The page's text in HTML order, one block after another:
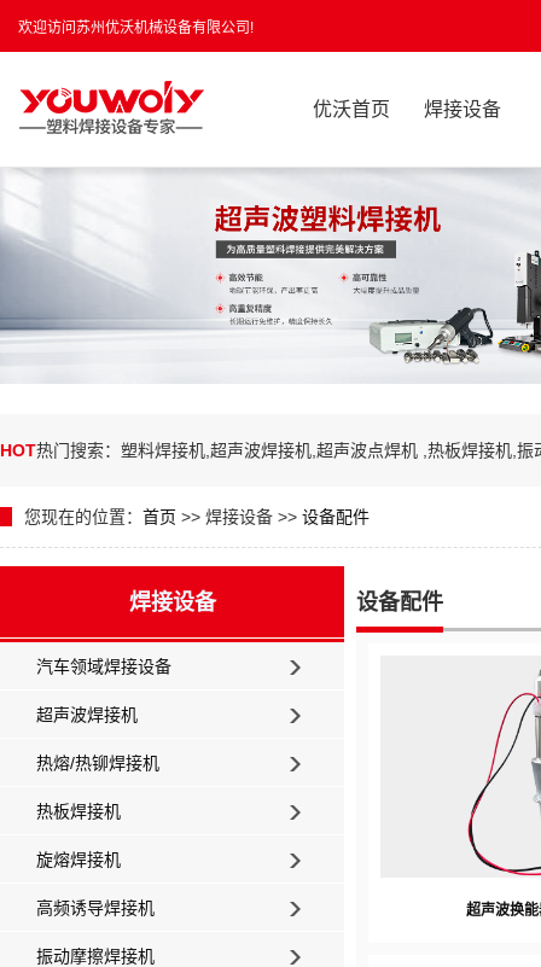
欢迎访问苏州优沃机械设备有限公司!
优沃首页 焊接设备
HOT热门搜索：塑料焊接机,超声波焊接机,超声波点焊机 ,热板焊接机,振
您现在的位置： 首页 >> 焊接设备 >> 设备配件
焊接设备
汽车领域焊接设备
超声波焊接机
热熔/热铆焊接机
热板焊接机
旋熔焊接机
高频诱导焊接机
振动摩擦焊接机
设备配件
超声波换